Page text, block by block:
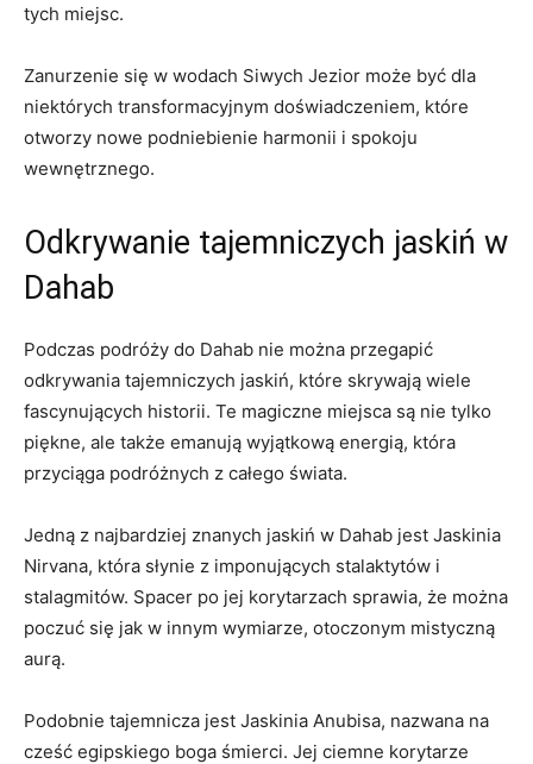
tych miejsc.
Zanurzenie się w wodach Siwych Jezior może być dla⁤
niektórych transformacyjnym doświadczeniem, które
⁢otworzy nowe podniebienie harmonii i spokoju
wewnętrznego.
Odkrywanie tajemniczych jaskiń w
Dahab
Podczas podróży do Dahab nie można przegapić
odkrywania⁢ tajemniczych jaskiń, ‌które skrywają wiele
⁣fascynujących historii.​ Te magiczne miejsca są nie tylko ​
piękne, ‌ale także‍ emanują wyjątkową energią,‌ która
przyciąga podróżnych z ​całego świata.
Jedną z najbardziej znanych jaskiń w Dahab jest‌ Jaskinia ​
Nirvana, ⁤która⁤ słynie z⁢ imponujących‍ stalaktytów i‌
stalagmitów. Spacer po jej korytarzach sprawia, ‍że⁢ można
poczuć ⁢się jak w⁣ innym wymiarze, otoczonym mistyczną‌
aurą.
Podobnie tajemnicza jest Jaskinia Anubisa, nazwana na
cześć egipskiego ⁢boga⁤ śmierci. Jej ciemne ​korytarze